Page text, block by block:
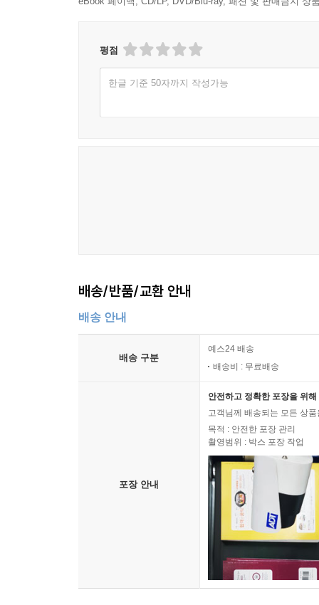
평점
한글 기준 50자까지 작성가능
배송/반품/교환 안내
배송 안내
배송 구분
예스24 배송
배송비 : 무료배송
포장 안내
안전하고 정확한 포장을 위
고객님께 배송되는 모든 상
목적 : 안전한 포장 관리
촬영범위 : 박스 포장 작업